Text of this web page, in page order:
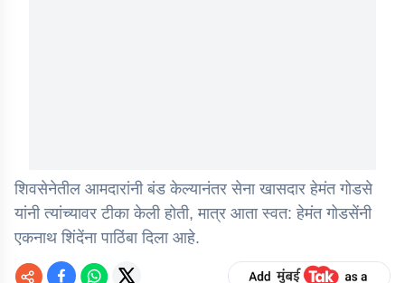
शिवसेनेतील आमदारांनी बंड केल्यानंतर सेना खासदार हेमंत गोडसे
यांनी त्यांच्यावर टीका केली होती, मात्र आता स्वत: हेमंत गोडसेंनी
एकनाथ शिंदेंना पाठिंबा दिला आहे.